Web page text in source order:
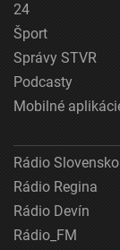
24
Šport
Správy STVR
Podcasty
Mobilné
Rádio Slovensko
Rádio Regina
Rádio Devín
Rádio_FM